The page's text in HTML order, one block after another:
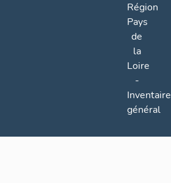
Région
Pays
de
la
Loire
-
Inventaire
général